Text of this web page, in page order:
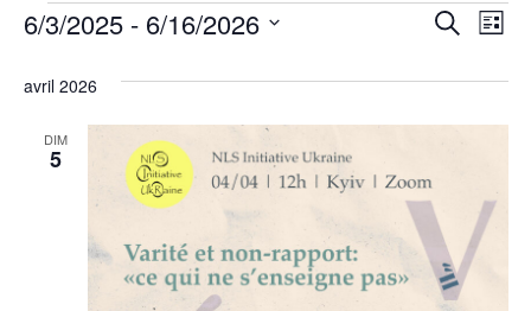
Évènements
et
de
vues
Recherche
Liste
6/3/2025 - 6/16/2026
une
avril 2026
DIM
5